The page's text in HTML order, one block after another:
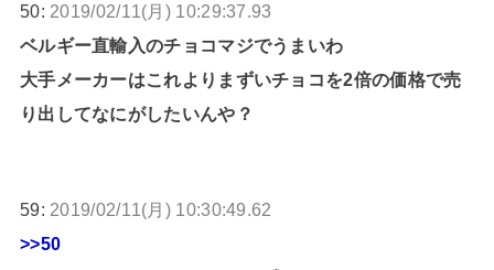
50: 2019/02/11(月) 10:29:37.93
ベルギー直輸入のチョコマジでうまいわ
大手メーカーはこれよりまずいチョコを2倍の価格で売
り出してなにがしたいんや？
59: 2019/02/11(月) 10:30:49.62
>>50